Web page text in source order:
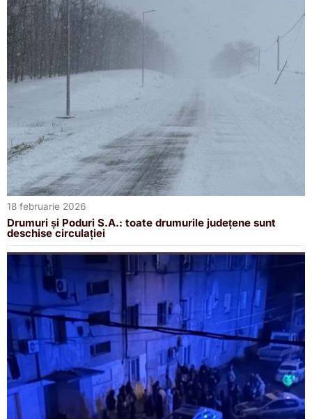
18 februarie 2026
Drumuri și Poduri S.A.: toate drumurile județene sunt
deschise circulației